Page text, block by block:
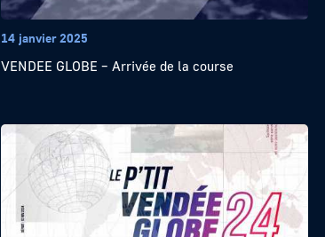
14 janvier 2025
VENDEE GLOBE – Arrivée de la course